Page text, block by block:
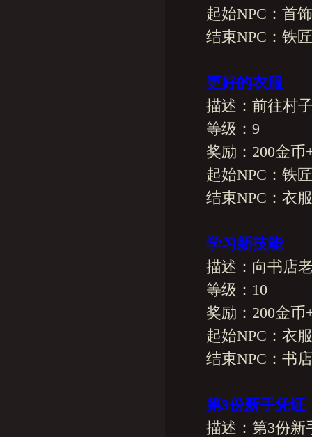
起始NPC：首饰
结束NPC：铁匠
更好的衣服
描述：前往村子
等级：9
奖励：200金币
起始NPC：铁匠
结束NPC：衣服
学习新技能
描述：向书店老
等级：10
奖励：200金币
起始NPC：衣服
结束NPC：书
第3份新手凭证
描述：第3份新